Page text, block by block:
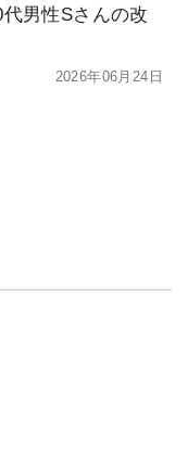
男性Sさんの改
2026年06月24日